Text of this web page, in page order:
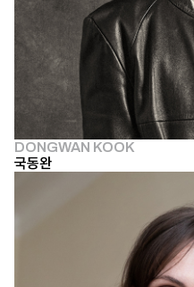
DONGWAN KOOK
국동완